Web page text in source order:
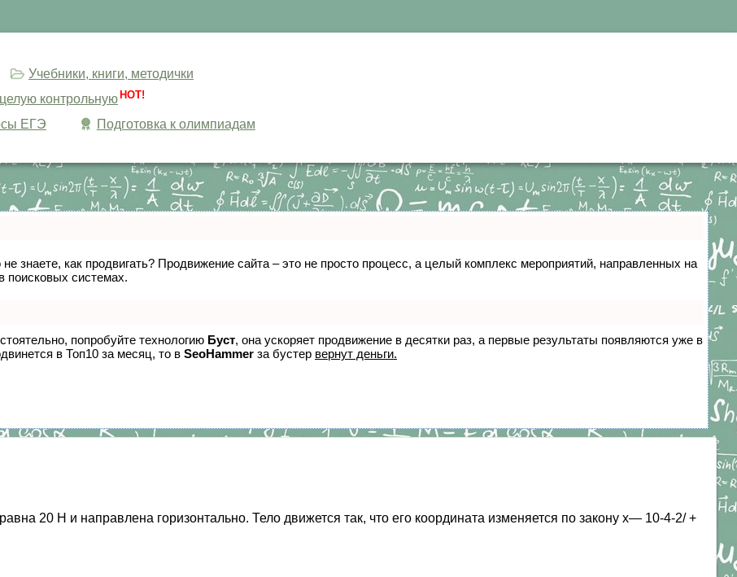
Учебники, книги, методички
контрольную HOT!
ЕГЭ Подготовка к олимпиадам
знаете, как продвигать? Продвижение сайта – это не просто процесс, а целый комплекс мероприятий, направленных на
поисковых системах.
попробуйте технологию Буст, она ускоряет продвижение в десятки раз, а первые результаты появляются уже в
в Топ10 за месяц, то в SeoHammer за бустер вернут деньги.
20 Н и направлена горизонтально. Тело движется так, что его координата изменяется по закону х— 10-4-2/ +